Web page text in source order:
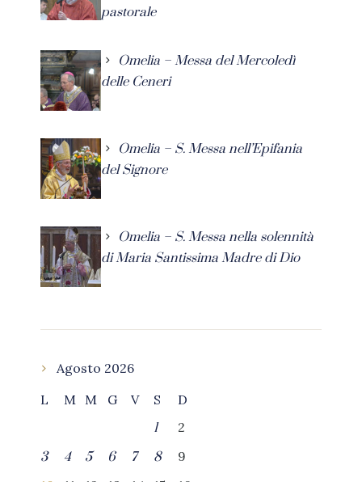
pastorale
Omelia – Messa del Mercoledì
delle Ceneri
Omelia – S. Messa nell’Epifania
del Signore
Omelia – S. Messa nella solennità
di Maria Santissima Madre di Dio
Agosto 2026
L
M M G V S
D
1
2
3
4 5 6 7 8
9